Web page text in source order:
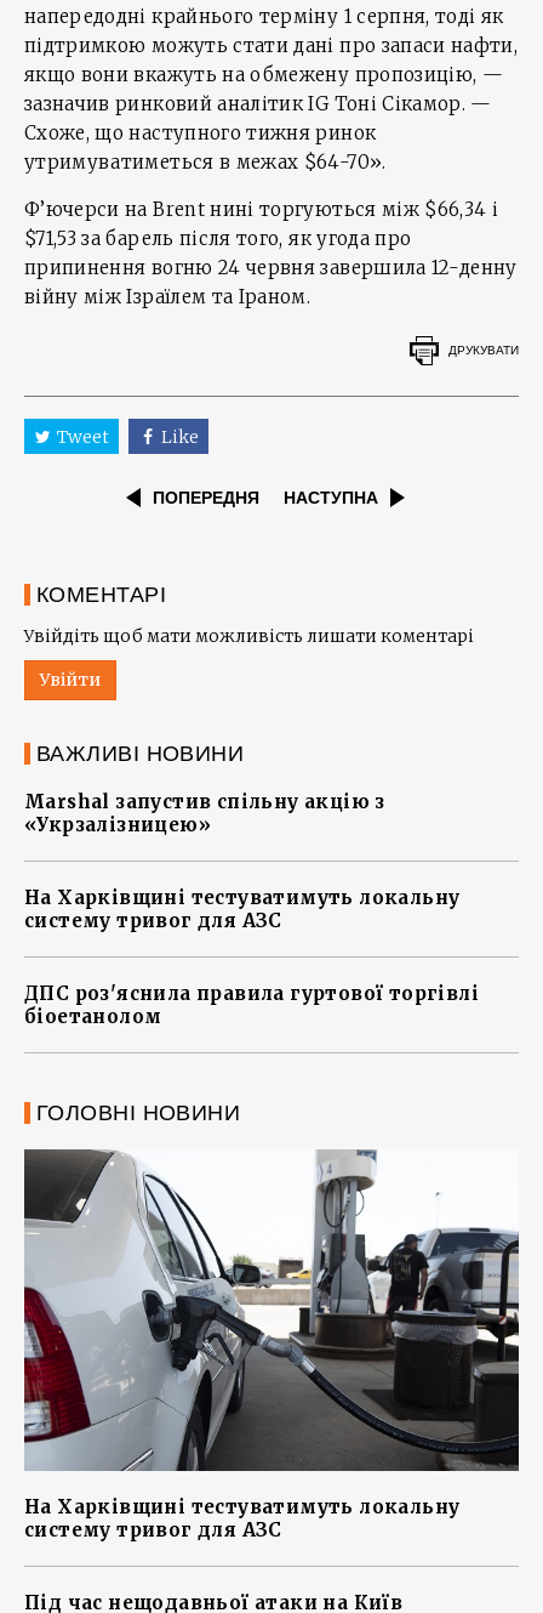
напередодні крайнього терміну 1 серпня, тоді як
підтримкою можуть стати дані про запаси нафти,
якщо вони вкажуть на обмежену пропозицію, —
зазначив ринковий аналітик IG Тоні Сікамор. —
Схоже, що наступного тижня ринок
утримуватиметься в межах $64-70».
Ф’ючерси на Brent нині торгуються між $66,34 і
$71,53 за барель після того, як угода про
припинення вогню 24 червня завершила 12-денну
війну між Ізраїлем та Іраном.
ДРУКУВАТИ
Tweet Like
ПОПЕРЕДНЯ НАСТУПНА
КОМЕНТАРІ
Увійдіть щоб мати можливість лишати коментарі
Увійти
ВАЖЛИВІ НОВИНИ
Marshal запустив спільну акцію з
«Укрзалізницею»
На Харківщині тестуватимуть локальну
систему тривог для АЗС
ДПС роз'яснила правила гуртової торгівлі
біоетанолом
ГОЛОВНІ НОВИНИ
На Харківщині тестуватимуть локальну
систему тривог для АЗС
Під час нещодавньої атаки на Київ